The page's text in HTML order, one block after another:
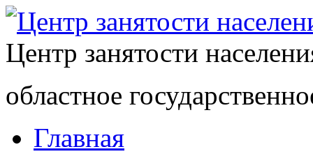
Центр занятости
областное
Главная